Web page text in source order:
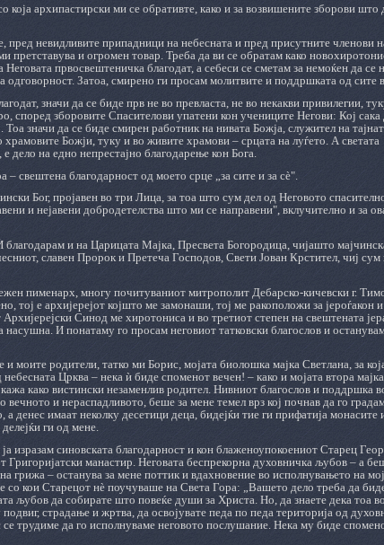
архипастирски ми се обративте, како и за возвишените зборови што
пред невидливите припадници на небесната и пред присутните членови
претставува и огромен товар. Треба да ви се обратам како
првосвештеничка благодат, а себеси се сметам за немоќен да се
одговорност. Затоа, смирено ги просам молитвите и поддршката од сите
значи да се биде прв не во превласта, не во некакви привилегии,
според зборовите Спасителови упатени кон учениците Негови: Кој сака
значи да се биде смирен работник на нивата Божја, служител на
храмовите Божји, туку и во живите храмови – срцата на луѓето. А светата
дело на едно непрестајно благодарење кон Бога.
свештена благодарност од моето срце „за сите и за сè".
Бог, пројавен во три Лица, за тоа што сум дел од Неговото
и нејавени добродетелства што ми се направени", вклучително и за
и на Царицата Мајка, Пресвета Богородица, чијашто
славен Пророк и Претеча Господов, Свети Јован Крстител, чиј
пименарх, многу почитуваниот митрополит Дебарско-кичевски г.
тој е архијерејот којшто ме замонаши, тој ме ракоположи за јероѓакон и
Синод ме хиротониса и во третиот степен на свештената
насушна. И понатаму го просам неговиот татковски благослов и
моите родители, татко ми Борис, мојата биолошка мајка Светлана, за
Црква – нека ѝ биде споменот вечен! – како и мојата втора
како вистински незаменлив родител. Нивниот благослов и поддршка
и нераспадливото, беше за мене темел врз кој почнав да го
имаат неколку десетици деца, бидејќи тие ги прифатија монасите
ги од мене.
изразам синовската благодарност и кон блаженоупокоениот Старец
манастир. Неговата беспрекорна духовничка љубов – а
грижа – останува за мене поттик и вдахновение во исполнувањето на
со кои Старецот нè поучуваше на Света Гора: „Вашето дело треба да
љубов да собирате што повеќе души за Христа. Но, да знаете дека тоа
страдање и жртва, да освојувате педа по педа територија од
трудиме да го исполнуваме неговото послушание. Нека му биде